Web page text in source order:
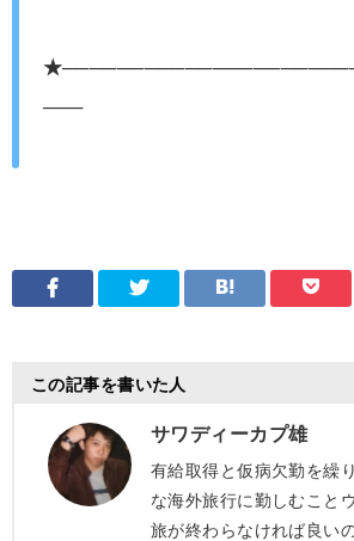
───
この記事を書いた人
サワディーカプ雄
有給取得と仮病欠勤を繰
な海外旅行に勤しむこと
旅が終わらなければ良い